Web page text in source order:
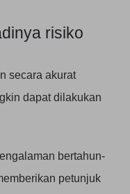
risiko
secara akurat
dapat dilakukan
bertahun-
petunjuk